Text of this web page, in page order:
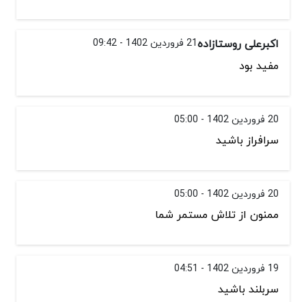
اکبرعلی روستازاده21 فروردین 1402 - 09:42
مفید بود
20 فروردین 1402 - 05:00
سرافراز باشید
20 فروردین 1402 - 05:00
ممنون از تلاش مستمر شما
19 فروردین 1402 - 04:51
سربلند باشید